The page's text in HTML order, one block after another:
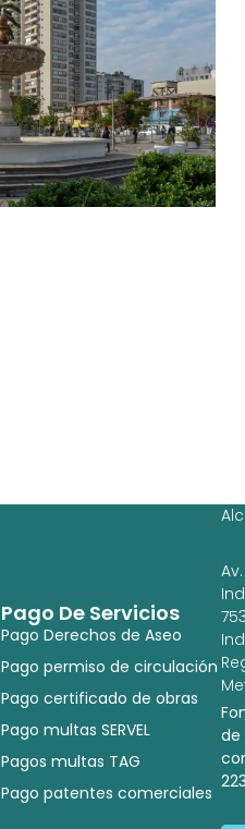
Pago De Servicios
Pago Derechos de Aseo
Pago permiso de circulación
Pago certificado de obras
Pago multas SERVEL
Pagos multas TAG
Pago patentes comerciales
Av.
de